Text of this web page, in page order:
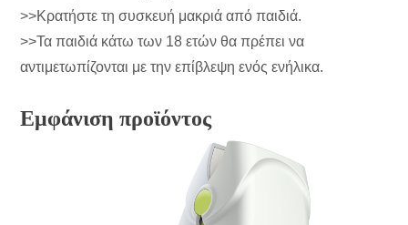
>>Κρατήστε τη συσκευή μακριά από παιδιά.
>>Τα παιδιά κάτω των 18 ετών θα πρέπει να
αντιμετωπίζονται με την επίβλεψη ενός ενήλικα.
Εμφάνιση προϊόντος